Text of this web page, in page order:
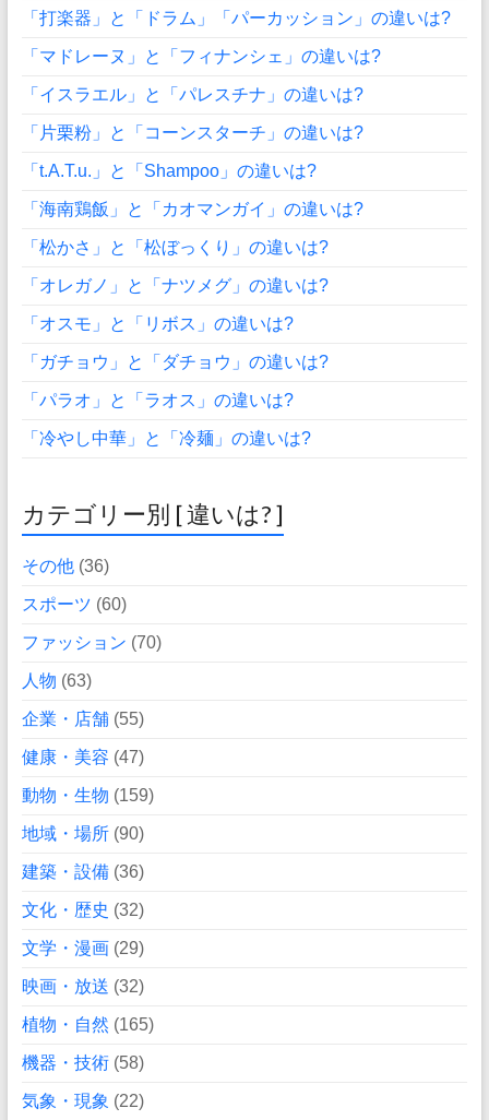
「打楽器」と「ドラム」「パーカッション」の違いは?
「マドレーヌ」と「フィナンシェ」の違いは?
「イスラエル」と「パレスチナ」の違いは?
「片栗粉」と「コーンスターチ」の違いは?
「t.A.T.u.」と「Shampoo」の違いは?
「海南鶏飯」と「カオマンガイ」の違いは?
「松かさ」と「松ぼっくり」の違いは?
「オレガノ」と「ナツメグ」の違いは?
「オスモ」と「リボス」の違いは?
「ガチョウ」と「ダチョウ」の違いは?
「パラオ」と「ラオス」の違いは?
「冷やし中華」と「冷麺」の違いは?
カテゴリー別 [ 違いは? ]
その他(36)
スポーツ (60)
ファッション (70)
人物 (63)
企業・店舗(55)
健康・美容 (47)
動物・生物 (159)
地域・場所(90)
建築・設備(36)
文化・歴史 (32)
文学・漫画(29)
映画・放送 (32)
植物・自然 (165)
機器・技術(58)
気象・現象 (22)